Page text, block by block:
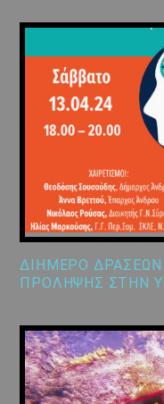
ΔΙΗΜΕΡΟ ΔΡΑΣΕΩΝ
ΠΡΟΛΗΨΗΣ ΣΤΗΝ